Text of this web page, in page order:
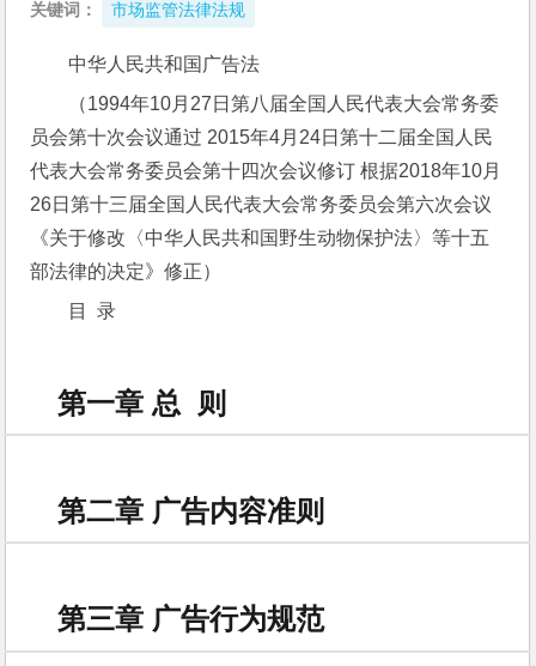
关键词： 市场监管法律法规
中华人民共和国广告法
（1994年10月27日第八届全国人民代表大会常务委
员会第十次会议通过 2015年4月24日第十二届全国人民
代表大会常务委员会第十四次会议修订 根据2018年10月
26日第十三届全国人民代表大会常务委员会第六次会议
《关于修改〈中华人民共和国野生动物保护法〉等十五
部法律的决定》修正）
目  录
第一章 总 则
第二章 广告内容准则
第三章 广告行为规范